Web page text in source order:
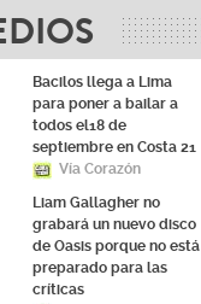
Bacilos llega a Lima
para poner a bailar a
todos el18 de
septiembre en Costa 21
Vía Corazón
Liam Gallagher no
grabará un nuevo disco
de Oasis porque no está
preparado para las
críticas